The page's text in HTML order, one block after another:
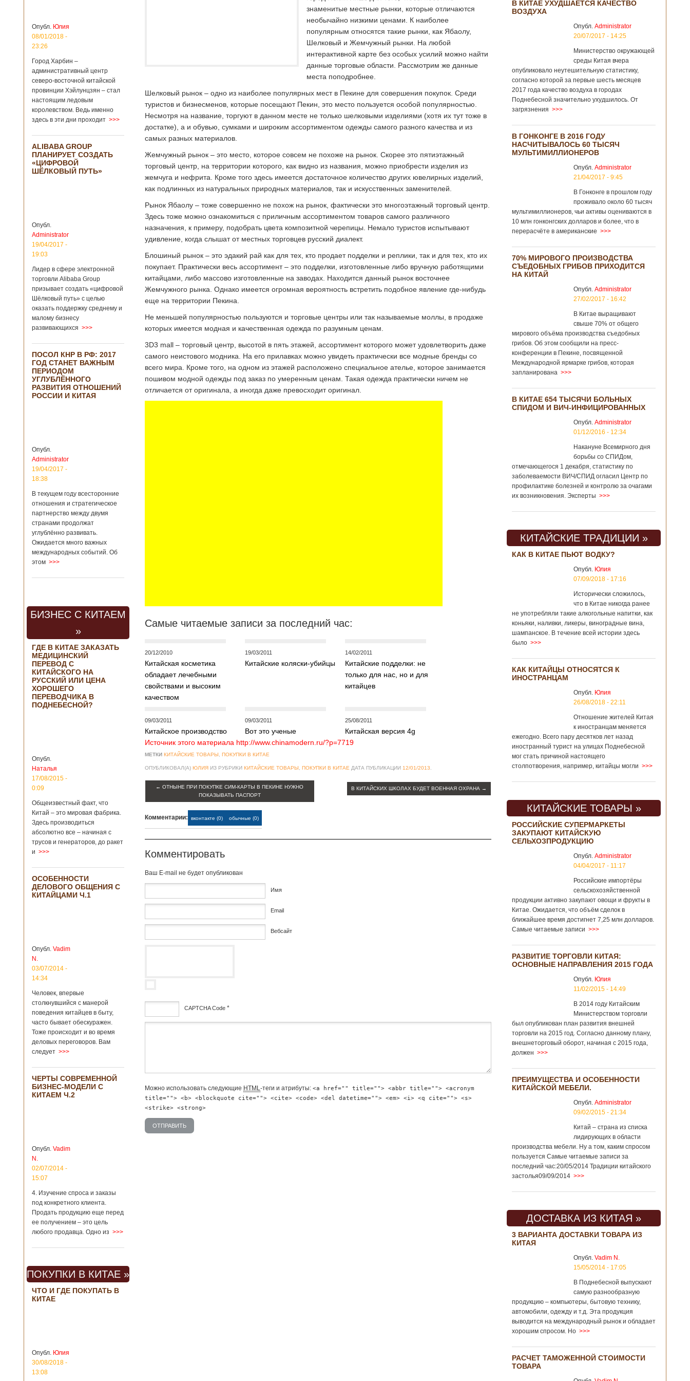
04/02/2020 - 15:45
Третий год
подряд Китай
становится
крупным
торговым
партнером
Германии
Как
свидетельствуют
данные, которые
Федеральным
статистическим
ведомством
Германии, в 2018
уже третий год
подряд. Объем
торговли между
Германией и
199,3 миллиарда
евро. Как
свидетельствуют
опубликованные
году размер
импорта из Китая
Подробнее...
21/02/2019 - 22:30
Китай и Россия
собираются
разрабатывать
тяжелый
вертолет
В ближайшее
время между
Китаем и Россией
планируется
подписание
директор по
региональной
политике и
международному
государственной
корпорации
«Ростех» Виктор
Кладов
журналистам в
ходе
выставки Aero
India-2019, которая
Россией на
разработку,
21/02/2019 - 22:26
В Китае найден
древний
крупный
бирюзовый
рудник
Китайским
археологам
удалось
обнаружить
крупнейший рудник
по добыче бирюзы
северо-западе
Китая. Об этом
сообщает
агентство Синьхуа,
Синьцзянский
институт
археологии и
культурных
реликвий. Площадь
участка, на
котором добывали
квадратных
километров.
Сообщается, что
12/02/2019 - 10:40
Удивительные
для туристов
вещи в Китае
Традиции и
образ жизни
существенно
отличаются от
европейского быта.
Мы собрали для
вас информацию о
вещах, которые
больше всего
удивляют туристов
в метрополитене В
Пекине или
Шанхае терактов
государством. Но в
метрополитене
Шанхая или
Подробнее...
23/09/2018 - 13:07
В Китае
появился на
свет ребенок
после смерти
родителей
В Китае спустя 4
года после смерти
родителей на свет
появился их
ребенок. Выносила
Перед смертью
супруги
заморозили
несколько
матери. Эмбрионы
хранились в
клинике в жидком
Опубл. Юлия
08/01/2018 -
23:26
Город Харбин –
административный центр
северо-восточной китайской
провинции Хэйлунцзян – стал
настоящим ледовым
королевством. Ведь именно
здесь в эти дни проходит >>>
ALIBABA GROUP
ПЛАНИРУЕТ СОЗДАТЬ
«ЦИФРОВОЙ
ШЁЛКОВЫЙ ПУТЬ»
Опубл.
Administrator
19/04/2017 -
19:03
Лидер в сфере электронной
торговли Alibaba Group
призывает создать «цифровой
Шёлковый путь» с целью
оказать поддержку среднему и
малому бизнесу
развивающихся >>>
ПОСОЛ КНР В РФ: 2017
ГОД СТАНЕТ ВАЖНЫМ
ПЕРИОДОМ
УГЛУБЛЁННОГО
РАЗВИТИЯ ОТНОШЕНИЙ
РОССИИ И КИТАЯ
Опубл.
Administrator
19/04/2017 -
18:38
В текущем году всесторонние
отношения и стратегическое
партнерство между двумя
странами продолжат
углублённо развивать.
Ожидается много важных
международных событий. Об
этом >>>
БИЗНЕС С КИТАЕМ
»
ГДЕ В КИТАЕ ЗАКАЗАТЬ
МЕДИЦИНСКИЙ
ПЕРЕВОД С
КИТАЙСКОГО НА
РУССКИЙ ИЛИ ЦЕНА
ХОРОШЕГО
ПЕРЕВОДЧИКА В
ПОДНЕБЕСНОЙ?
Опубл.
Наталья
17/08/2015 -
0:09
Общеизвестный факт, что
Китай – это мировая фабрика.
Здесь производиться
абсолютно все – начиная с
трусов и генераторов, до ракет
и >>>
ОСОБЕННОСТИ
ДЕЛОВОГО ОБЩЕНИЯ С
КИТАЙЦАМИ Ч.1
Опубл. Vadim
N.
03/07/2014 -
14:34
Человек, впервые
столкнувшийся с манерой
поведения китайцев в быту,
часто бывает обескуражен.
Тоже происходит и во время
деловых переговоров. Вам
следует >>>
ЧЕРТЫ СОВРЕМЕННОЙ
БИЗНЕС-МОДЕЛИ С
КИТАЕМ Ч.2
Опубл. Vadim
N.
02/07/2014 -
15:07
4. Изучение спроса и заказы
под конкретного клиента.
Продать продукцию еще перед
ее получением – это цель
любого продавца. Одно из >>>
ПОКУПКИ В КИТАЕ »
ЧТО И ГДЕ ПОКУПАТЬ В
КИТАЕ
Опубл. Юлия
30/08/2018 -
13:08
знаменитые местные рынки, которые отличаются
необычайно низкими ценами. К наиболее
популярным относятся такие рынки, как Ябаолу,
Шелковый и Жемчужный рынки. На любой
интерактивной карте без особых усилий можно найти
данные торговые области. Рассмотрим же данные
места поподробнее.
Шелковый рынок – одно из наиболее популярных мест в Пекине для совершения покупок. Среди
туристов и бизнесменов, которые посещают Пекин, это место пользуется особой популярностью.
Несмотря на название, торгуют в данном месте не только шелковыми изделиями (хотя их тут тоже в
достатке), а и обувью, сумками и широким ассортиментом одежды самого разного качества и из
самых разных материалов.
Жемчужный рынок – это место, которое совсем не похоже на рынок. Скорее это пятиэтажный
торговый центр, на территории которого, как видно из названия, можно приобрести изделия из
жемчуга и нефрита. Кроме того здесь имеется достаточное количество других ювелирных изделий,
как подлинных из натуральных природных материалов, так и искусственных заменителей.
Рынок Ябаолу – тоже совершенно не похож на рынок, фактически это многоэтажный торговый центр.
Здесь тоже можно ознакомиться с приличным ассортиментом товаров самого различного
назначения, к примеру, подобрать цвета композитной черепицы. Немало туристов испытывают
удивление, когда слышат от местных торговцев русский диалект.
Блошиный рынок – это эдакий рай как для тех, кто продает подделки и реплики, так и для тех, кто их
покупает. Практически весь ассортимент – это подделки, изготовленные либо вручную работящими
китайцами, либо массово изготовленные на заводах. Находится данный рынок восточнее
Жемчужного рынка. Однако имеется огромная вероятность встретить подобное явление где-нибудь
еще на территории Пекина.
Не меньшей популярностью пользуются и торговые центры или так называемые моллы, в продаже
которых имеется модная и качественная одежда по разумным ценам.
3D3 mall – торговый центр, высотой в пять этажей, ассортимент которого может удовлетворить даже
самого неистового модника. На его прилавках можно увидеть практически все модные бренды со
всего мира. Кроме того, на одном из этажей расположено специальное ателье, которое занимается
пошивом модной одежды под заказ по умеренным ценам. Такая одежда практически ничем не
отличается от оригинала, а иногда даже превосходит оригинал.
Самые читаемые записи за последний час:
20/12/2010
Китайская косметика
обладает лечебными
свойствами и высоким
качеством
19/03/2011
Китайские коляски-убийцы
14/02/2011
Китайские подделки: не
только для нас, но и для
китайцев
09/03/2011
Китайское производство
09/03/2011
Вот это ученые
25/08/2011
Китайская версия 4g
Источник этого материала http://www.chinamodern.ru/?p=7719
МЕТКИ КИТАЙСКИЕ ТОВАРЫ ПОКУПКИ В КИТАЕ
ОПУБЛИКОВАЛ(А) ЮЛИЯ ИЗ РУБРИКИ КИТАЙСКИЕ ТОВАРЫ ПОКУПКИ В КИТАЕ ДАТА ПУБЛИКАЦИИ 12/01/2013
← ОТНЫНЕ ПРИ ПОКУПКЕ СИМ-КАРТЫ В ПЕКИНЕ НУЖНО
ПОКАЗЫВАТЬ ПАСПОРТ
В КИТАЙСКИХ ШКОЛАХ БУДЕТ ВОЕННАЯ ОХРАНА →
Комментарии: вконтакте (0) обычные (0)
Комментировать
Baш E-mail не будет опубликован
Имя
Email
Вебсайт
CAPTCHA Code *
Можно использовать следующие HTML-теги и атрибуты: <a href="" title=""> <abbr title=""> <acronym
title=""> <b> <blockquote cite=""> <cite> <code> <del datetime=""> <em> <i> <q cite=""> <s>
<strike> <strong>
В КИТАЕ УХУДШАЕТСЯ КАЧЕСТВО
ВОЗДУХА
Опубл. Administrator
20/07/2017 - 14:25
Министерство окружающей
среды Китая вчера
опубликовало неутешительную статистику,
согласно которой за первые шесть месяцев
2017 года качество воздуха в городах
Поднебесной значительно ухудшилось. От
загрязнения >>>
В ГОНКОНГЕ В 2016 ГОДУ
НАСЧИТЫВАЛОСЬ 60 ТЫСЯЧ
МУЛЬТИМИЛЛИОНЕРОВ
Опубл. Administrator
21/04/2017 - 9:45
В Гонконге в прошлом году
проживало около 60 тысяч
мультимиллионеров, чьи активы оцениваются в
10 млн гонконгских долларов и более, что в
перерасчёте в американские >>>
70% МИРОВОГО ПРОИЗВОДСТВА
СЪЕДОБНЫХ ГРИБОВ ПРИХОДИТСЯ
НА КИТАЙ
Опубл. Administrator
27/02/2017 - 16:42
В Китае выращивают
свыше 70% от общего
мирового объёма производства съедобных
грибов. Об этом сообщили на пресс-
конференции в Пекине, посвященной
Международной ярмарке грибов, которая
запланирована >>>
В КИТАЕ 654 ТЫСЯЧИ БОЛЬНЫХ
СПИДОМ И ВИЧ-ИНФИЦИРОВАННЫХ
Опубл. Administrator
01/12/2016 - 12:34
Накануне Всемирного дня
борьбы со СПИДом,
отмечающегося 1 декабря, статистику по
заболеваемости ВИЧ/СПИД огласил Центр по
профилактике болезней и контролю за очагами
их возникновения. Эксперты >>>
КИТАЙСКИЕ ТРАДИЦИИ »
КАК В КИТАЕ ПЬЮТ ВОДКУ?
Опубл. Юлия
07/09/2018 - 17:16
Исторически сложилось,
что в Китае никогда ранее
не употребляли такие алкогольные напитки, как
коньяки, наливки, ликеры, виноградные вина,
шампанское. В течение всей истории здесь
было >>>
КАК КИТАЙЦЫ ОТНОСЯТСЯ К
ИНОСТРАНЦАМ
Опубл. Юлия
26/08/2018 - 22:11
Отношение жителей Китая
к иностранцам меняется
ежегодно. Всего пару десятков лет назад
иностранный турист на улицах Поднебесной
мог стать причиной настоящего
столпотворения, например, китайцы могли >>>
КИТАЙСКИЕ ТОВАРЫ »
РОССИЙСКИЕ СУПЕРМАРКЕТЫ
ЗАКУПАЮТ КИТАЙСКУЮ
СЕЛЬХОЗПРОДУКЦИЮ
Опубл. Administrator
04/04/2017 - 11:17
Российские импортёры
сельскохозяйственной
продукции активно закупают овощи и фрукты в
Китае. Ожидается, что объём сделок в
ближайшее время достигнет 7,25 млн долларов.
Самые читаемые записи >>>
РАЗВИТИЕ ТОРГОВЛИ КИТАЯ:
ОСНОВНЫЕ НАПРАВЛЕНИЯ 2015 ГОДА
Опубл. Юлия
11/02/2015 - 14:49
В 2014 году Китайским
Министерством торговли
был опубликован план развития внешней
торговли на 2015 год. Согласно данному плану,
внешнеторговый оборот, начиная с 2015 года,
должен >>>
ПРЕИМУЩЕСТВА И ОСОБЕННОСТИ
КИТАЙСКОЙ МЕБЕЛИ.
Опубл. Administrator
09/02/2015 - 21:34
Китай – страна из списка
лидирующих в области
производства мебели. Ну а том, каким спросом
пользуется Самые читаемые записи за
последний час:20/05/2014 Традиции китайского
застолья09/09/2014 >>>
ДОСТАВКА ИЗ КИТАЯ »
3 ВАРИАНТА ДОСТАВКИ ТОВАРА ИЗ
КИТАЯ
Опубл. Vadim N.
15/05/2014 - 17:05
В Поднебесной выпускают
самую разнообразную
продукцию – компьютеры, бытовую технику,
автомобили, одежду и т.д. Эта продукция
выводится на международный рынок и обладает
хорошим спросом. Но >>>
РАСЧЕТ ТАМОЖЕННОЙ СТОИМОСТИ
ТОВАРА